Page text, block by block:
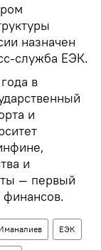
назначен
служба ЕЭК.
в
и
и
— первый
финансов.
ЕЭК